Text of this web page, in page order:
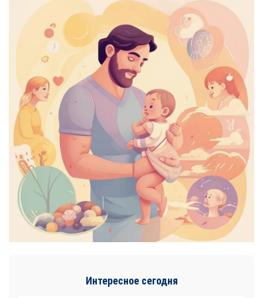
Интересное сегодня